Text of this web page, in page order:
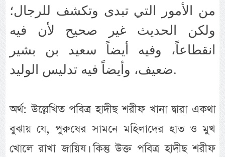
من الأمور التي تبدى وتكشف للرجال؛
ولكن الحديث غير صحيح لأن فيه
انقطاعاً، وفيه أيضاً سعيد بن بشير
ضعيف، وأيضاً فيه تدليس الوليد.
অর্থ: উল্লেখিত পবিত্র হাদীছ শরীফ খানা দ্বারা একথা
বুঝায় যে, পুরুষের সামনে মহিলাদের হাত ও মুখ
খোলে রাখা জায়িয। কিন্তু উক্ত পবিত্র হাদীছ শরীফ